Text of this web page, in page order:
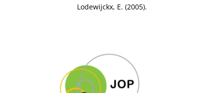
Lodewijckx, E. (2005).